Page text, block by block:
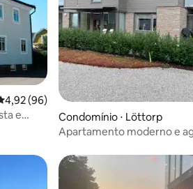
de uma avaliação média de 5, 96
4,92 (96)
e
Condomínio ⋅ Löttorp
Apartamento moderno e
hóspedes